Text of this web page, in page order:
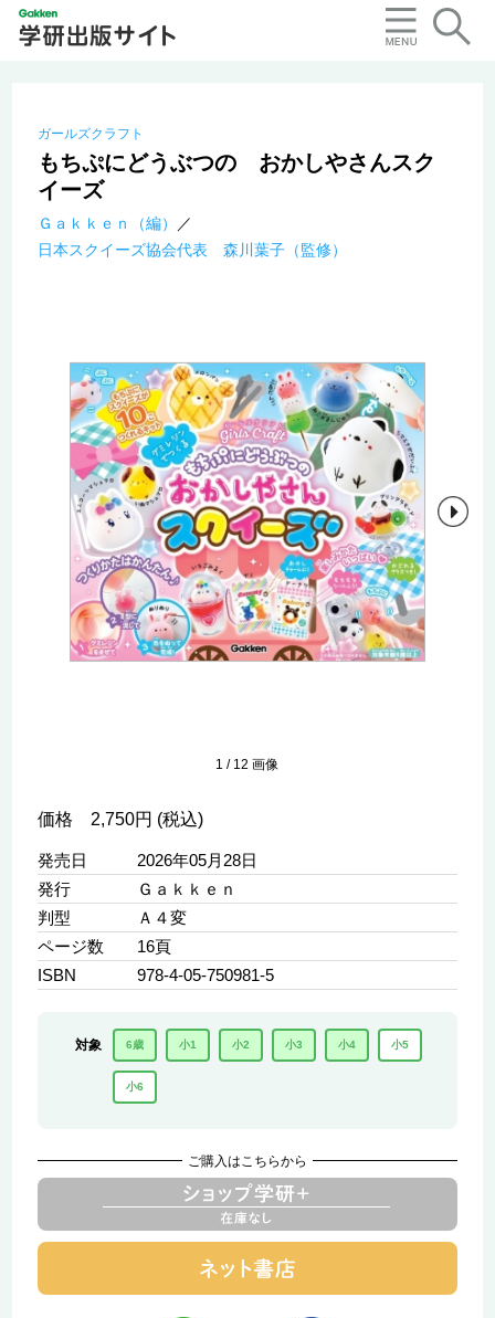
ガールズクラフト
もちぷにどうぶつの おかしやさんスク
イーズ
Ｇａｋｋｅｎ（編）
日本スクイーズ協会代表 森川葉子（監修）
1 / 12 画像
価格 2,750円 (税込)
発売日
2026年05月28日
発行
Ｇａｋｋｅｎ
判型
Ａ４変
ページ数
16頁
ISBN
978-4-05-750981-5
対象 6歳 小1 小2 小3 小4 小5
小6
ご購入はこちらから